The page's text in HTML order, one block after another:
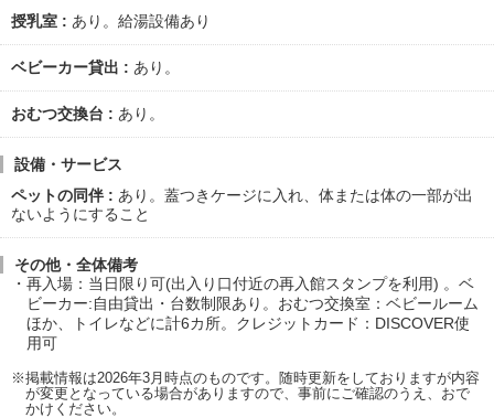
授乳室
あり。給湯設備あり
ベビーカー貸出 あり。
おむつ交換台 あり。
設備・サービス
ペットの同伴
あり。蓋つきケージに入れ、体または体の一部が出
ないようにすること
その他・全体備考
再入場：当日限り可(出入り口付近の再入館スタンプを利用) 。ベ
ビーカー:自由貸出・台数制限あり。おむつ交換室：ベビールーム
ほか、トイレなどに計6カ所。クレジットカード：DISCOVER使
用可
※掲載情報は2026年3月時点のものです。随時更新をしておりますが内容
が変更となっている場合がありますので、事前にご確認のうえ、おで
かけください。